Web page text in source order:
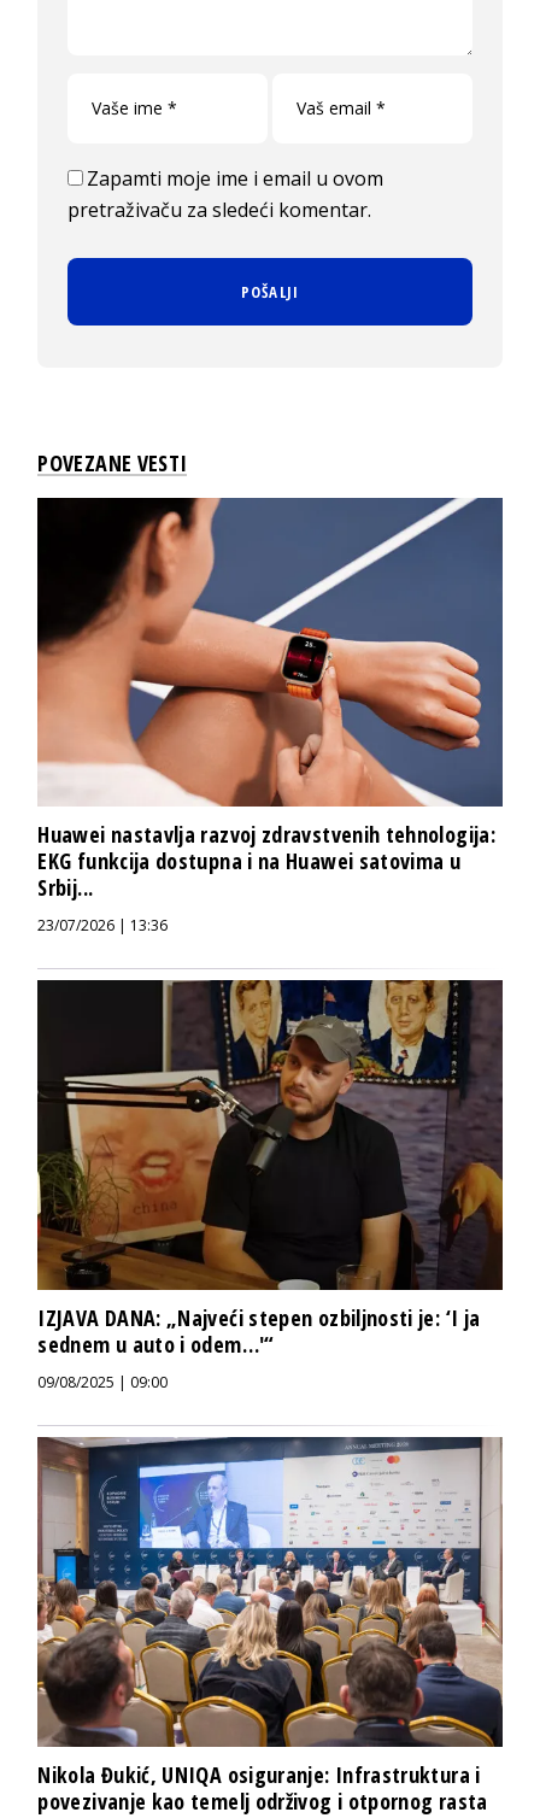
Zapamti moje ime i email u ovom
pretraživaču za sledeći komentar.
POVEZANE VESTI
Huawei nastavlja razvoj zdravstvenih tehnologija:
EKG funkcija dostupna i na Huawei satovima u
Srbij...
23/07/2026 | 13:36
IZJAVA DANA: „Najveći stepen ozbiljnosti je: ‘I ja
sednem u auto i odem…'“
09/08/2025 | 09:00
Nikola Đukić, UNIQA osiguranje: Infrastruktura i
povezivanje kao temelj održivog i otpornog rasta